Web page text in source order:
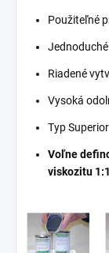
Použiteľné
Riadené
Vysoká
Typ
Voľne
viskozitu